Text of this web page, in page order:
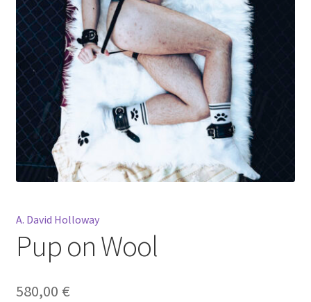
Mein Konto
Warenkorb
Widerrufsbelehrung
A. David Holloway
Pup on Wool
580,00 €